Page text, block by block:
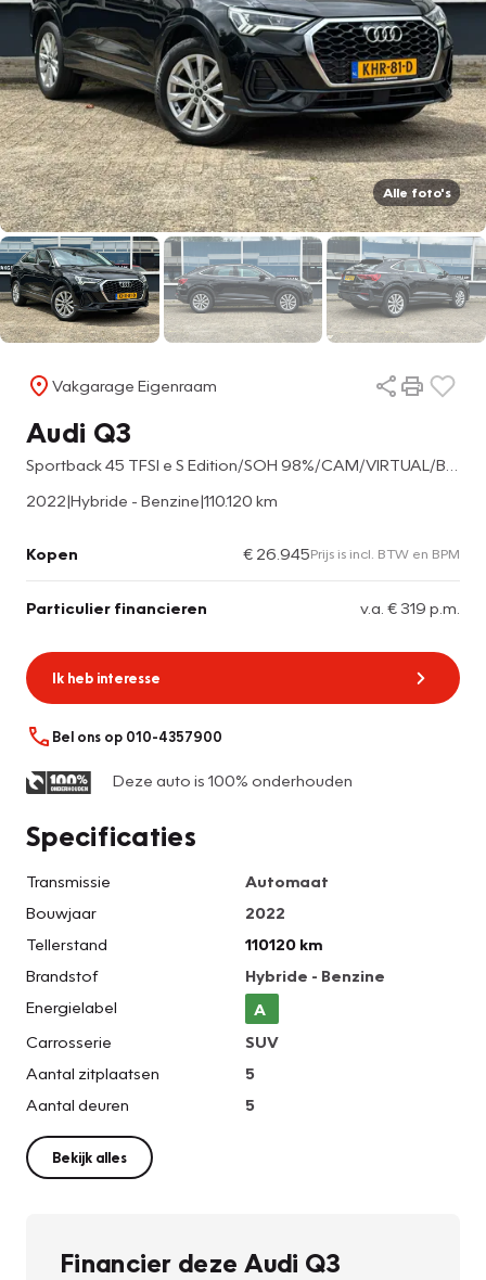
Alle foto's
Vakgarage Eigenraam
Audi Q3
2022|Hybride - Benzine|110.120 km
Kopen € 26.945Prijs is incl. BTW en BPM
Particulier financieren v.a. € 319 p.m.
Ik heb interesse
Bel ons op 010-4357900
Deze auto is 100% onderhouden
Specificaties
Transmissie
Automaat
Bouwjaar
2022
Tellerstand
110120 km
Brandstof
Hybride - Benzine
Energielabel
A
Carrosserie
SUV
Aantal zitplaatsen
5
Aantal deuren
5
Bekijk alles
Financier deze Audi Q3